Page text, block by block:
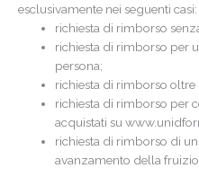
esclusivamente nei seguenti casi:
richiesta di rimborso
richiesta di rimborso per
persona;
richiesta di rimborso oltre
richiesta di rimborso per
acquistati su
richiesta di rimborso di
avanzamento della
Email
Telefono
Privacy
Accetto ed
miei dati personali
nellainformativa
Marketing
(UE) 2016/679 e